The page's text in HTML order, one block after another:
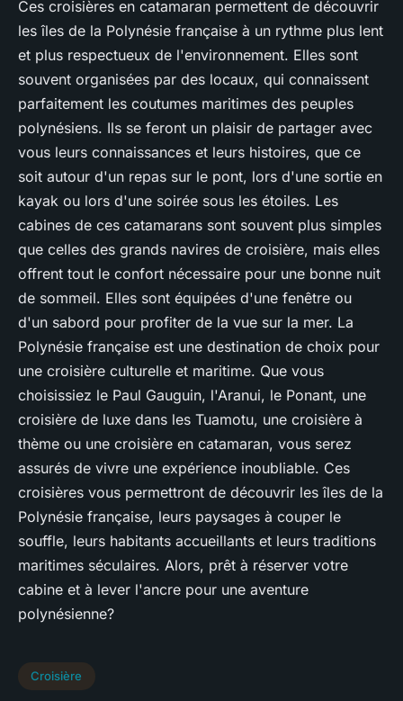
Ces croisières en catamaran permettent de découvrir
les îles de la Polynésie française à un rythme plus lent
et plus respectueux de l'environnement. Elles sont
souvent organisées par des locaux, qui connaissent
parfaitement les coutumes maritimes des peuples
polynésiens. Ils se feront un plaisir de partager avec
vous leurs connaissances et leurs histoires, que ce
soit autour d'un repas sur le pont, lors d'une sortie en
kayak ou lors d'une soirée sous les étoiles. Les
cabines de ces catamarans sont souvent plus simples
que celles des grands navires de croisière, mais elles
offrent tout le confort nécessaire pour une bonne nuit
de sommeil. Elles sont équipées d'une fenêtre ou
d'un sabord pour profiter de la vue sur la mer. La
Polynésie française est une destination de choix pour
une croisière culturelle et maritime. Que vous
choisissiez le Paul Gauguin, l'Aranui, le Ponant, une
croisière de luxe dans les Tuamotu, une croisière à
thème ou une croisière en catamaran, vous serez
assurés de vivre une expérience inoubliable. Ces
croisières vous permettront de découvrir les îles de la
Polynésie française, leurs paysages à couper le
souffle, leurs habitants accueillants et leurs traditions
maritimes séculaires. Alors, prêt à réserver votre
cabine et à lever l'ancre pour une aventure
polynésienne?
Croisière